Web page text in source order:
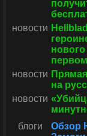
новости
новости
на
новости
блоги
Обзор